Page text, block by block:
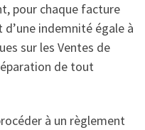
pour chaque facture
indemnité égale à
sur les Ventes de
de tout
à un règlement